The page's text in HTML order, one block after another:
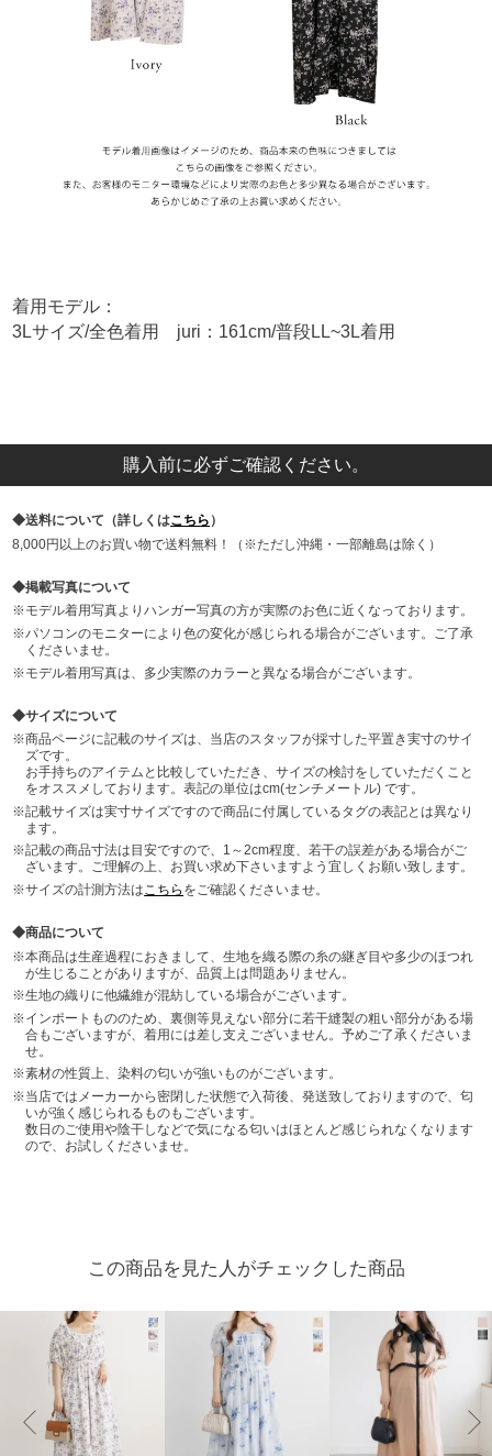
着用モデル：
3Lサイズ/全色着用 juri：161cm/普段LL~3L着用
購入前に必ずご確認ください。
送料について（詳しくはこちら ）
8,000円以上のお買い物で送料無料！（※ただし沖縄・一部離島は除く）
掲載写真について
モデル着用写真よりハンガー写真の方が実際のお色に近くなっております。
パソコンのモニターにより色の変化が感じられる場合がございます。ご了承
くださいませ。
モデル着用写真は、多少実際のカラーと異なる場合がございます。
サイズについて
商品ページに記載のサイズは、当店のスタッフが採寸した平置き実寸のサイ
ズです。
お手持ちのアイテムと比較していただき、サイズの検討をしていただくこと
をオススメしております。表記の単位はcm(センチメートル) です。
記載サイズは実寸サイズですので商品に付属しているタグの表記とは異なり
ます。
記載の商品寸法は目安ですので、1～2cm程度、若干の誤差がある場合がご
ざいます。ご理解の上、お買い求め下さいますよう宜しくお願い致します。
サイズの計測方法はこちら をご確認くださいませ。
商品について
本商品は生産過程におきまして、生地を織る際の糸の継ぎ目や多少のほつれ
が生じることがありますが、品質上は問題ありません。
生地の織りに他繊維が混紡している場合がございます。
インポートもののため、裏側等見えない部分に若干縫製の粗い部分がある場
合もございますが、着用には差し支えございません。予めご了承くださいま
せ。
素材の性質上、染料の匂いが強いものがございます。
当店ではメーカーから密閉した状態で入荷後、発送致しておりますので、匂
いが強く感じられるものもございます。
数日のご使用や陰干しなどで気になる匂いはほとんど感じられなくなります
ので、お試しくださいませ。
この商品を見た人がチェックした商品